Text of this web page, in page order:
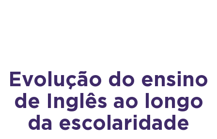
Evolução do ensino
de Inglês ao longo
da escolaridade